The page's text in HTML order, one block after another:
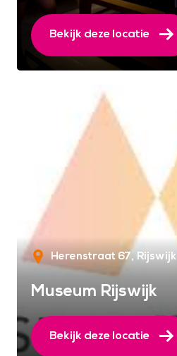
Bekijk deze locatie
Herenstraat 67 Rijswijk
Museum Rijswijk
Bekijk deze locatie